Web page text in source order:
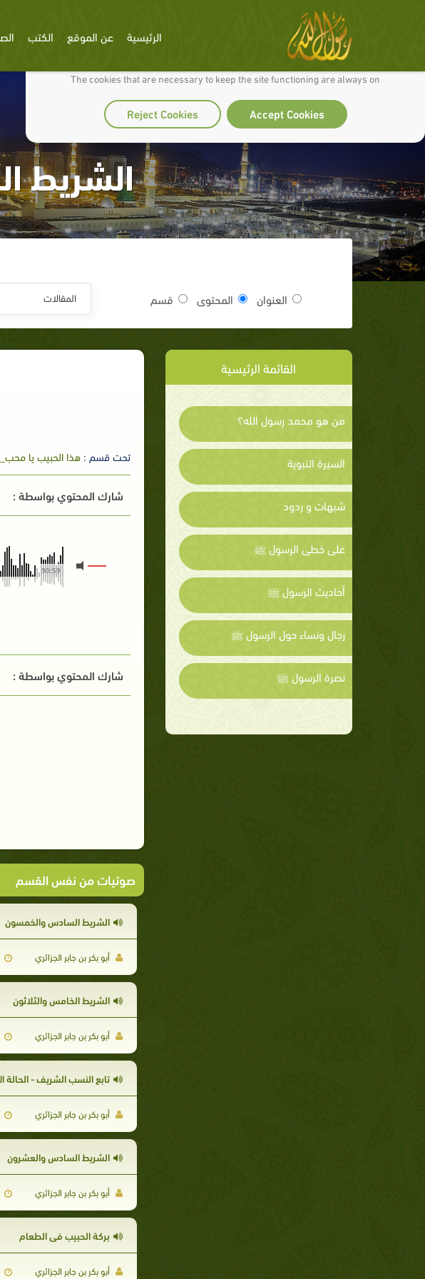
We use cookies to make our site work well for you and so we can continually improve it.
The cookies that are necessary to keep the site functioning are always on
Accept Cookies
Reject Cookies
الرئيسية عن الموقع الكتب
الشريط
العنوان المحتوى قسم المقالات
القائمة الرئيسية
من هو محمد رسول الله؟
السيرة النبوية
شبهات و ردود
على خطى الرسول ﷺ
أحاديث الرسول ﷺ
رجال ونساء حول الرسول ﷺ
نصرة الرسول ﷺ
تحت قسم :هذا الحبيب يا
شارك المحتوي بواسطة :
90:59
شارك المحتوي بواسطة :
صوتيات من نفس القسم
الشريط السادس والخمسون
أبو بكر بن جابر الجزائري
الشريط الخامس والثلاثون
أبو بكر بن جابر الجزائري
تابع النسب الشريف - الحالة
أبو بكر بن جابر الجزائري
الشريط السادس والعشرون
أبو بكر بن جابر الجزائري
بركة الحبيب في الطعام
أبو بكر بن جابر الجزائري